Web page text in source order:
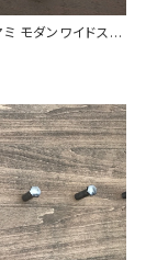
ミ モダンワイドスク
504so ３本セット